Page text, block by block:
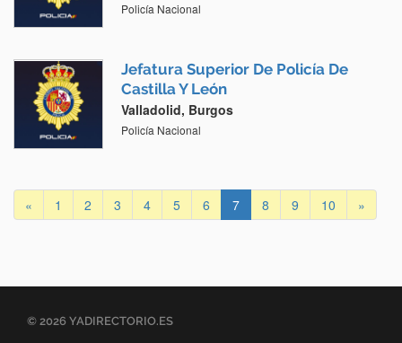
Policía Nacional
Jefatura Superior De Policía De
Castilla Y León
Valladolid, Burgos
Policía Nacional
« 1 2 3 4 5 6 7 8 9 10 »
© 2026 YADIRECTORIO.ES